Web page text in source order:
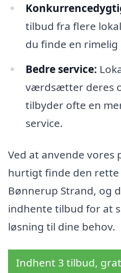
tilbud fra flere
du finde en
Bedre service:
værdsætter deres
tilbyder ofte en
service.
Ved at anvende vores
hurtigt finde den rette
Bønnerup Strand, og
indhente tilbud for at
løsning til dine behov.
Indhent 3 tilbud,